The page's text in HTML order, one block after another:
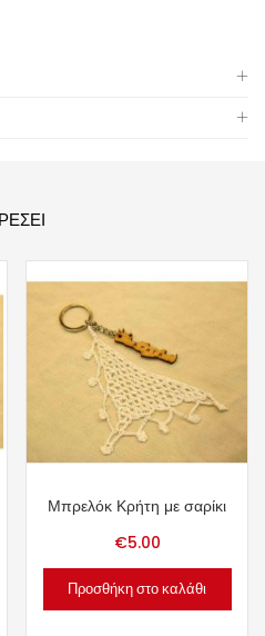
Μπρελόκ Κρήτη με σαρίκι
€5.00
Προσθήκη στο καλάθι